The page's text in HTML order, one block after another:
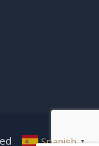
Spanish ▼